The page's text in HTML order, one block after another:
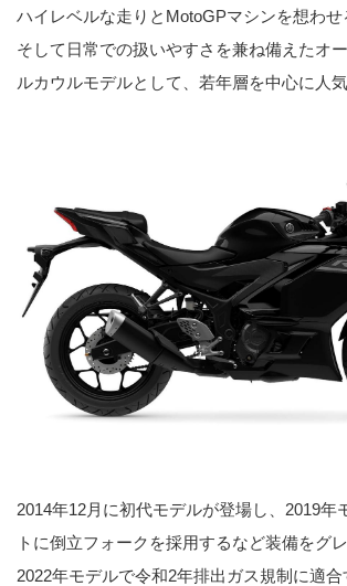
ハイレベルな走りとMotoGPマシンを想わせ
そして日常での扱いやすさを兼ね備えたオ
ルカウルモデルとして、若年層を中心に人
2014年12月に初代モデルが登場し、2019年
トに倒立フォークを採用するなど装備をグ
2022年モデルで令和2年排出ガス規制に適